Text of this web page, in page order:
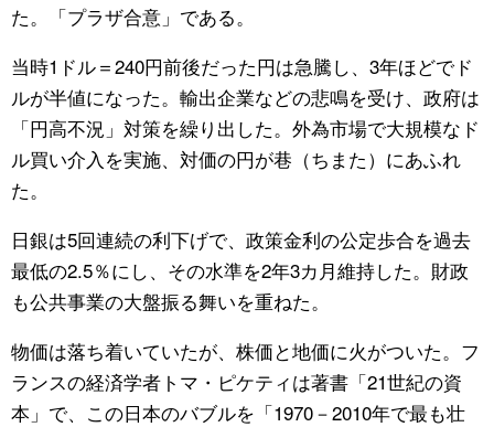
た。「プラザ合意」である。
当時1ドル＝240円前後だった円は急騰し、3年ほどでド
ルが半値になった。輸出企業などの悲鳴を受け、政府は
「円高不況」対策を繰り出した。外為市場で大規模なド
ル買い介入を実施、対価の円が巷（ちまた）にあふれ
た。
日銀は5回連続の利下げで、政策金利の公定歩合を過去
最低の2.5％にし、その水準を2年3カ月維持した。財政
も公共事業の大盤振る舞いを重ねた。
物価は落ち着いていたが、株価と地価に火がついた。フ
ランスの経済学者トマ・ピケティは著書「21世紀の資
本」で、この日本のバブルを「1970－2010年で最も壮